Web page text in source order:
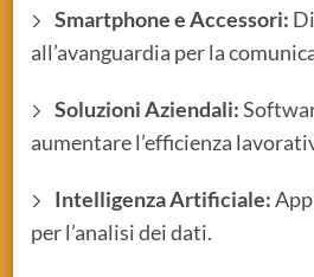
Smartphone e Accessori:
all’avanguardia per la
Soluzioni Aziendali:
aumentare l’efficienza
Intelligenza Artificiale:
per l’analisi dei dati.